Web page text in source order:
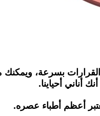
بسرعة، ويمكنك
أناني أحياينا.
أعظم أطباء عصره.